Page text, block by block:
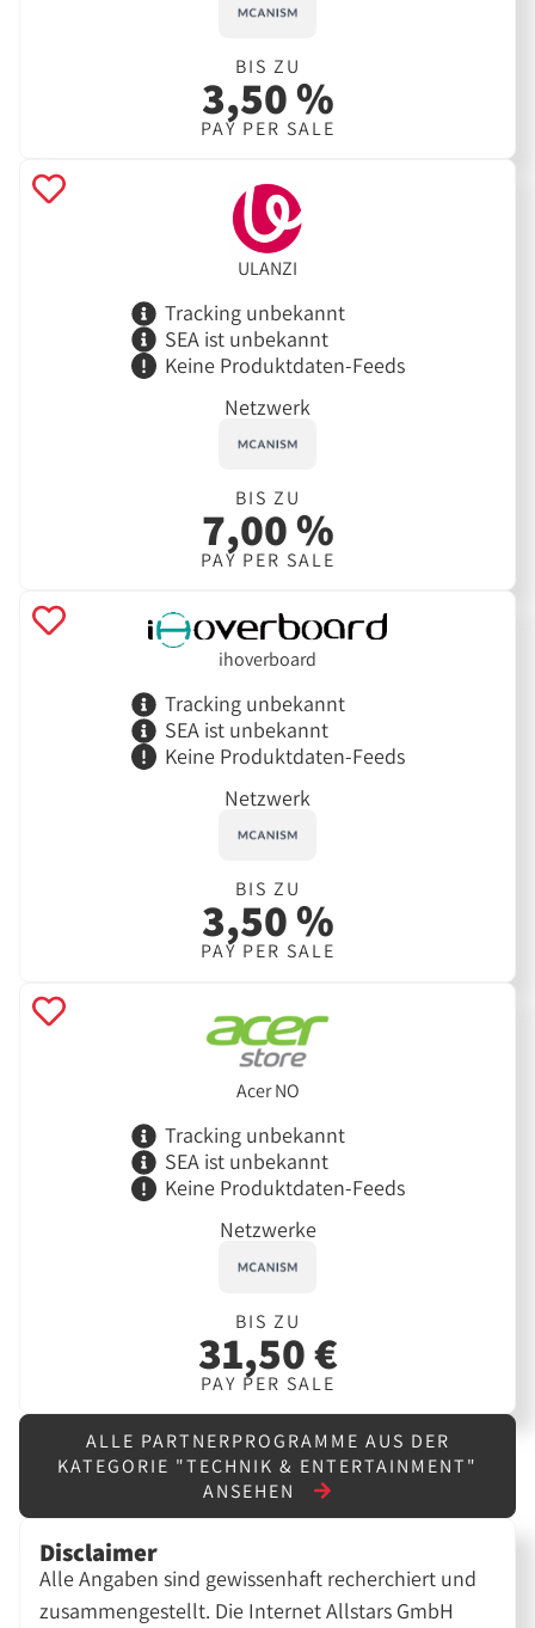
BIS ZU
3,50 %
PAY PER SALE
ULANZI
Tracking unbekannt
SEA ist unbekannt
Keine Produktdaten-Feeds
Netzwerk
BIS ZU
7,00 %
PAY PER SALE
ihoverboard
Tracking unbekannt
SEA ist unbekannt
Keine Produktdaten-Feeds
Netzwerk
BIS ZU
3,50 %
PAY PER SALE
Acer NO
Tracking unbekannt
SEA ist unbekannt
Keine Produktdaten-Feeds
Netzwerke
BIS ZU
31,50 €
PAY PER SALE
ALLE PARTNERPROGRAMME AUS DER
KATEGORIE "TECHNIK & ENTERTAINMENT"
ANSEHEN
Disclaimer
Alle Angaben sind gewissenhaft recherchiert und
zusammengestellt. Die Internet Allstars GmbH